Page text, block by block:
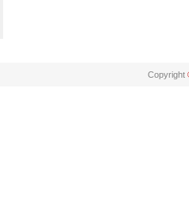
Copyright